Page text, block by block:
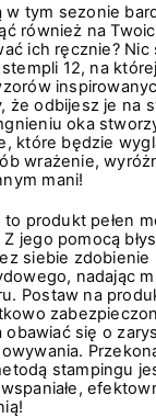
w tym sezonie
również na
ich ręcznie? Nic
12, na
że odbijesz je na
oka
które będzie
wrażenie,
mani!
produkt pełen
jego pomocą
siebie zdobienie
nadając
Postaw na
obawiać się o
stampingu